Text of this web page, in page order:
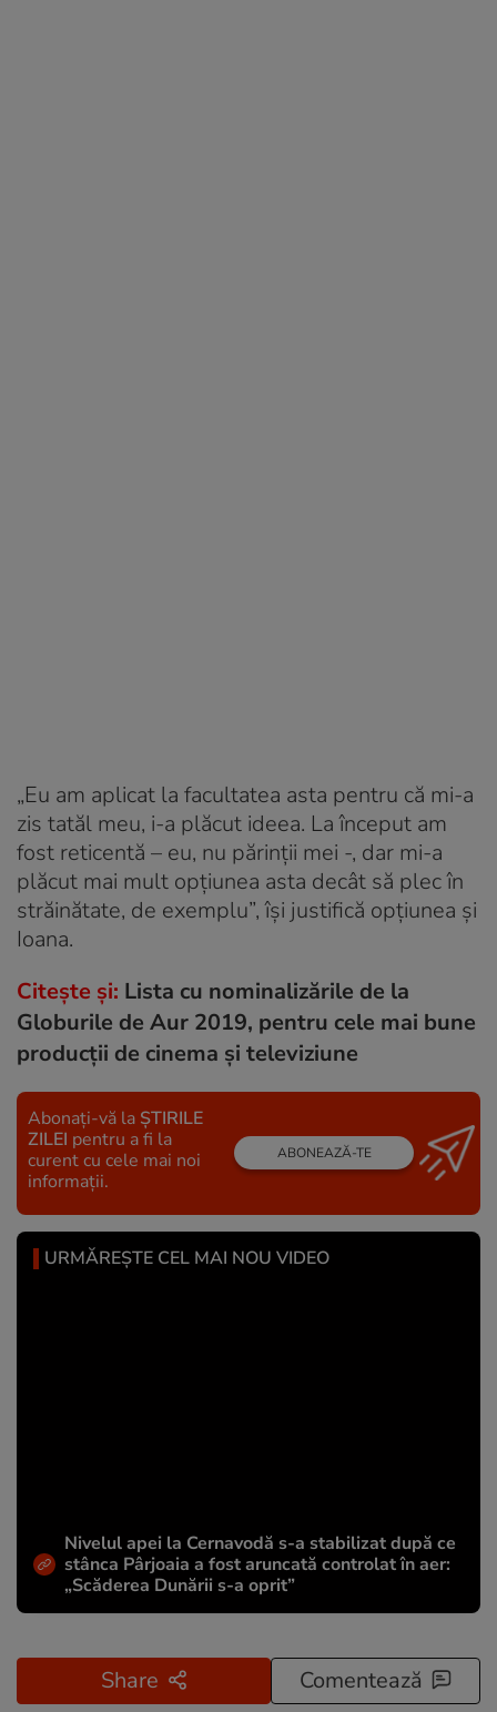
„Eu am aplicat la facultatea asta pentru că mi-a
zis tatăl meu, i-a plăcut ideea. La început am
fost reticentă – eu, nu părinții mei -, dar mi-a
plăcut mai mult opțiunea asta decât să plec în
străinătate, de exemplu”, își justifică opțiunea și
Ioana.
Citește și: Lista cu nominalizările de la
Globurile de Aur 2019, pentru cele mai bune
producţii de cinema şi televiziune
Abonați-vă la ȘTIRILE
ZILEI pentru a fi la
curent cu cele mai noi
informații.
ABONEAZĂ-TE
URMĂREȘTE CEL MAI NOU VIDEO
Nivelul apei la Cernavodă s-a stabilizat după ce
stânca Pârjoaia a fost aruncată controlat în aer:
„Scăderea Dunării s-a oprit”
Share Comentează